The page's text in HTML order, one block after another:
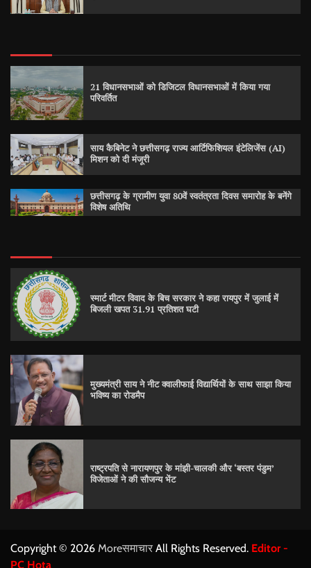
21 विधानसभाओं को डिजिटल विधानसभाओं में किया गया
परिवर्तित
साय कैबिनेट ने छत्तीसगढ़ राज्य आर्टिफिशियल इंटेलिजेंस (AI)
मिशन को दी मंजूरी
छत्तीसगढ़ के ग्रामीण युवा 80वें स्वतंत्रता दिवस समारोह के बनेंगे
विशेष अतिथि
स्मार्ट मीटर विवाद के बिच सरकार ने कहा रायपुर में जुलाई में
बिजली खपत 31.91 प्रतिशत घटी
मुख्यमंत्री साय ने नीट क्वालीफाई विद्यार्थियों के साथ साझा किया
भविष्य का रोडमैप
राष्ट्रपति से नारायणपुर के मांझी-चालकी और ‘बस्तर पंडुम’
विजेताओं ने की सौजन्य भेंट
Copyright © 2026 Moreसमाचार All Rights Reserved. Editor -
PC Hota